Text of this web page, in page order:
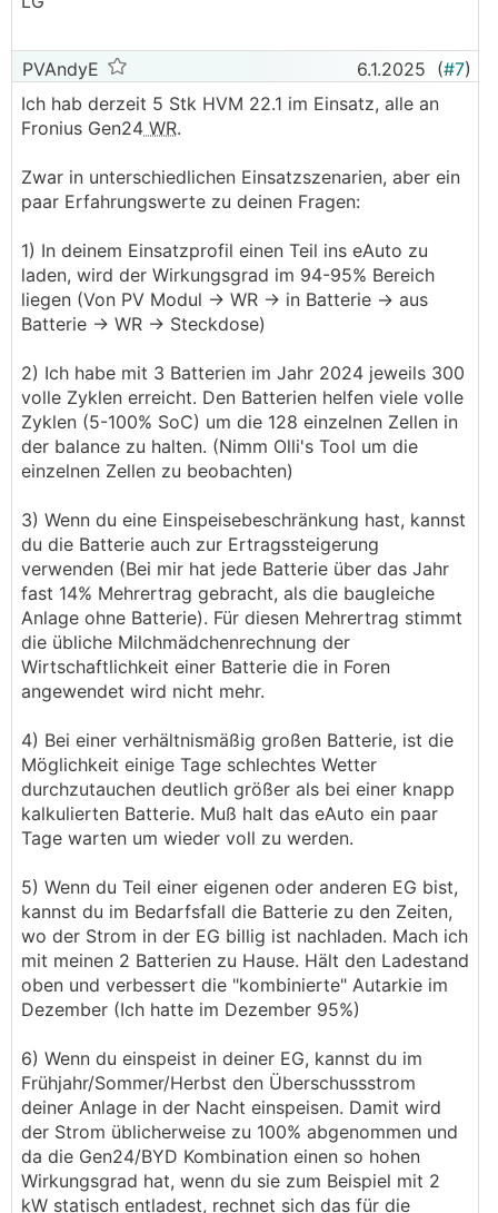
PVAndyE 6.1.2025 (#7)
Ich hab derzeit 5 Stk HVM 22.1 im Einsatz, alle an
Fronius Gen24 WR.
Zwar in unterschiedlichen Einsatzszenarien, aber ein
paar Erfahrungswerte zu deinen Fragen:
1) In deinem Einsatzprofil einen Teil ins eAuto zu
laden, wird der Wirkungsgrad im 94-95% Bereich
liegen (Von PV Modul -> WR -> in Batterie -> aus
Batterie -> WR -> Steckdose)
2) Ich habe mit 3 Batterien im Jahr 2024 jeweils 300
volle Zyklen erreicht. Den Batterien helfen viele volle
Zyklen (5-100% SoC) um die 128 einzelnen Zellen in
der balance zu halten. (Nimm Olli's Tool um die
einzelnen Zellen zu beobachten)
3) Wenn du eine Einspeisebeschränkung hast, kannst
du die Batterie auch zur Ertragssteigerung
verwenden (Bei mir hat jede Batterie über das Jahr
fast 14% Mehrertrag gebracht, als die baugleiche
Anlage ohne Batterie). Für diesen Mehrertrag stimmt
die übliche Milchmädchenrechnung der
Wirtschaftlichkeit einer Batterie die in Foren
angewendet wird nicht mehr.
4) Bei einer verhältnismäßig großen Batterie, ist die
Möglichkeit einige Tage schlechtes Wetter
durchzutauchen deutlich größer als bei einer knapp
kalkulierten Batterie. Muß halt das eAuto ein paar
Tage warten um wieder voll zu werden.
5) Wenn du Teil einer eigenen oder anderen EG bist,
kannst du im Bedarfsfall die Batterie zu den Zeiten,
wo der Strom in der EG billig ist nachladen. Mach ich
mit meinen 2 Batterien zu Hause. Hält den Ladestand
oben und verbessert die "kombinierte" Autarkie im
Dezember (Ich hatte im Dezember 95%)
6) Wenn du einspeist in deiner EG, kannst du im
Frühjahr/Sommer/Herbst den Überschussstrom
deiner Anlage in der Nacht einspeisen. Damit wird
der Strom üblicherweise zu 100% abgenommen und
da die Gen24/BYD Kombination einen so hohen
Wirkungsgrad hat, wenn du sie zum Beispiel mit 2
kW statisch entladest, rechnet sich das für die